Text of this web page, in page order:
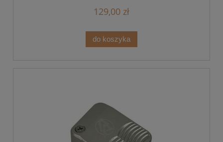
129,00 zł
do koszyka